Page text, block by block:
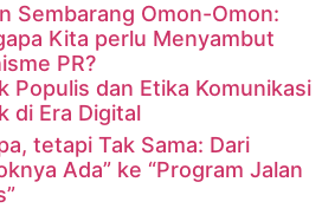
Sembarang Omon-Omon:
Kita perlu Menyambut
PR?
Populis dan Etika Komunikasi
di Era Digital
tetapi Tak Sama: Dari
Ada” ke “Program Jalan